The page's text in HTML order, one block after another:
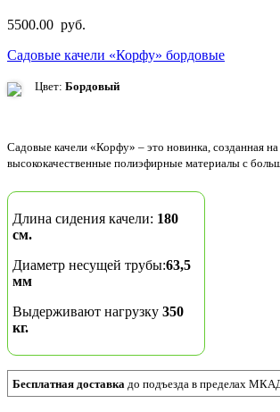
5500.00 руб.
Садовые качели «Корфу» бордовые
Цвет: Бордовый
Садовые качели «Корфу» – это новинка, созданная
высококачественные полиэфирные материалы с
Длина сидения качели: 180
см.
Диаметр несущей трубы:63,5
мм
Выдерживают нагрузку 350
кг.
Бесплатная доставка до подъезда в пределах